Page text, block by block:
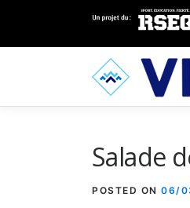
Salade
POSTED ON 06/